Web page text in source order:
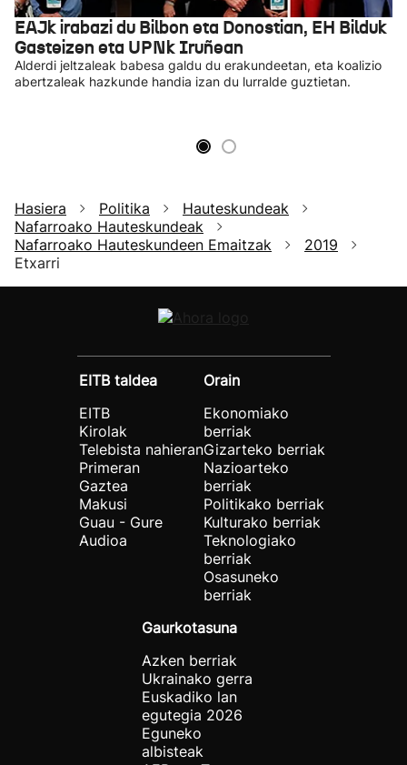
EAJk irabazi du Bilbon eta Donostian, EH Bilduk
Gasteizen eta UPNk Iruñean
Alderdi jeltzaleak babesa galdu du erakundeetan, eta koalizio
abertzaleak hazkunde handia izan du lurralde guztietan.
Hasiera Politika
Hauteskundeak
Nafarroako Hauteskundeak
Nafarroako Hauteskundeen Emaitzak
2019
Etxarri
EITB taldea
EITB
Kirolak
Telebista nahieran
Primeran
Gaztea
Makusi
Guau - Gure
Audioa
Orain
Ekonomiako
berriak
Gizarteko berriak
Nazioarteko
berriak
Politikako berriak
Kulturako berriak
Teknologiako
berriak
Osasuneko
berriak
Gaurkotasuna
Azken berriak
Ukrainako gerra
Euskadiko lan
egutegia 2026
Eguneko
albisteak